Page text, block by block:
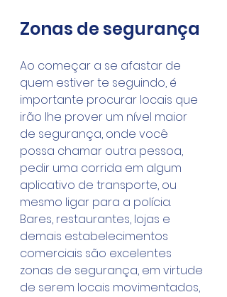
Zonas de segurança
Ao começar a se afastar de
quem estiver te seguindo, é
importante procurar locais que
irão lhe prover um nível maior
de segurança, onde você
possa chamar outra pessoa,
pedir uma corrida em algum
aplicativo de transporte, ou
mesmo ligar para a polícia.
Bares, restaurantes, lojas e
demais estabelecimentos
comerciais são excelentes
zonas de segurança, em virtude
de serem locais movimentados,